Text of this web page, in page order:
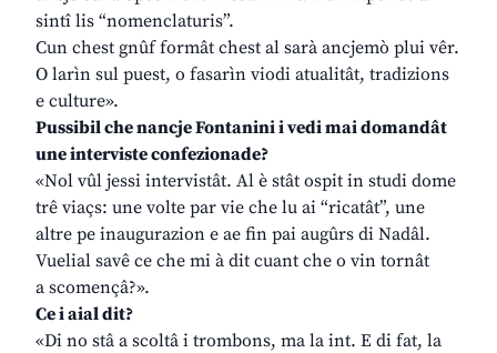
sintî lis “nomenclaturis”.
Cun chest gnûf formât chest al sarà ancjemò plui vêr.
O larìn sul puest, o fasarìn viodi atualitât, tradizions
e culture».
Pussibil che nancje Fontanini i vedi mai domandât
une interviste confezionade?
«Nol vûl jessi intervistât. Al è stât ospit in studi dome
trê viaçs: une volte par vie che lu ai “ricatât”, une
altre pe inaugurazion e ae fin pai augûrs di Nadâl.
Vuelial savê ce che mi à dit cuant che o vin tornât
a scomençâ?».
Ce i aial dit?
«Di no stâ a scoltâ i trombons, ma la int. E di fat, la